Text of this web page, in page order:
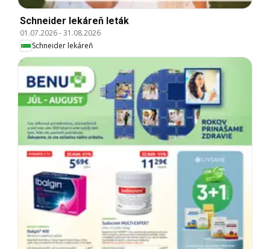
Schneider lekáreň leták
01.07.2026-31.08.2026
Schneider lekáreň